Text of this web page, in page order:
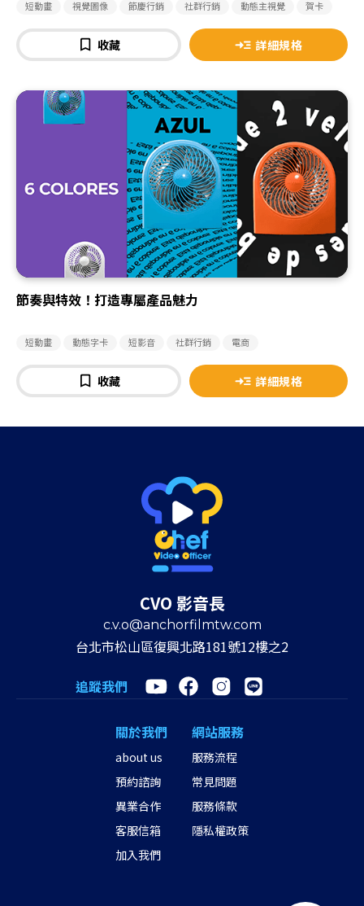
短動畫 視覺圖像 節慶行銷 社群行銷 動態主視覺 賀卡
收藏 詳細規格
節奏與特效！打造專屬產品魅力
短動畫 動態字卡 短影音 社群行銷 電商
收藏 詳細規格
CVO 影音長
c.v.o@anchorfilmtw.com
台北市松山區復興北路181號12樓之2
追蹤我們
關於我們
about us
預約諮詢
異業合作
客服信箱
加入我們
網站服務
服務流程
常見問題
服務條款
隱私權政策